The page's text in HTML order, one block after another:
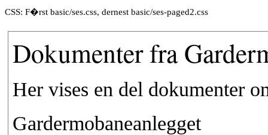
CSS: F�rst basic/ses.css, dernest basic/ses-paged2.css
Dokumenter fra
Her vises en del dokumenter
Gardermobaneanlegget